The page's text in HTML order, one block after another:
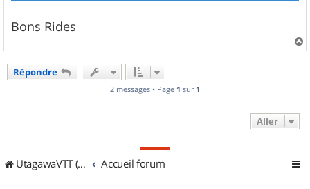
Bons Rides
a
Répondre
2 messages • Page 1 sur 1
Aller
UtagawaVTT (Randos VTT et VTTAE avec traces GPS) Accueil forum